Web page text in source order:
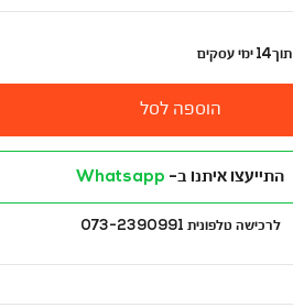
תוך14 ימי עסקים
הוספה לסל
התייעצו איתנו ב- Whatsapp
לרכישה טלפונית 073-2390991